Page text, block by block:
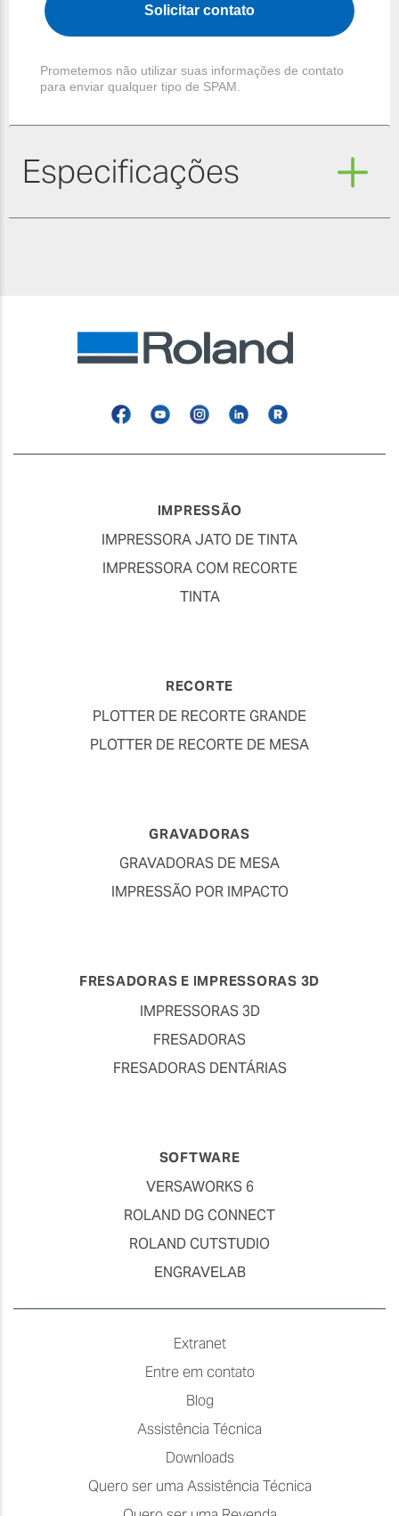
Solicitar contato
Prometemos não utilizar suas informações de contato
para enviar qualquer tipo de SPAM.
Especificações
FacebookYouTubeInstagramLinkedinRoland
IMPRESSÃO
IMPRESSORA JATO DE TINTA
IMPRESSORA COM RECORTE
TINTA
RECORTE
PLOTTER DE RECORTE GRANDE
PLOTTER DE RECORTE DE MESA
GRAVADORAS
GRAVADORAS DE MESA
IMPRESSÃO POR IMPACTO
FRESADORAS E IMPRESSORAS 3D
IMPRESSORAS 3D
FRESADORAS
FRESADORAS DENTÁRIAS
SOFTWARE
VERSAWORKS 6
ROLAND DG CONNECT
ROLAND CUTSTUDIO
ENGRAVELAB
Extranet
Entre em contato
Blog
Assistência Técnica
Downloads
Quero ser uma Assistência Técnica